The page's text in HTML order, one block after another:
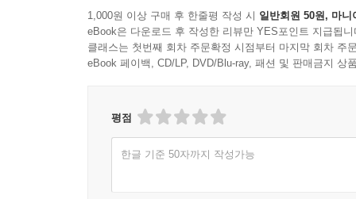
1,000원 이상 구매 후 한줄평 작성 시 일반회원 50원, 마니
eBook은 다운로드 후 작성한 리뷰만 YES포인트 지급됩니
클래스는 첫번째 회차 주문확정 시점부터 마지막 회차 주
eBook 페이백, CD/LP, DVD/Blu-ray, 패션 및 판매금지 상
평점
한글 기준 50자까지 작성가능